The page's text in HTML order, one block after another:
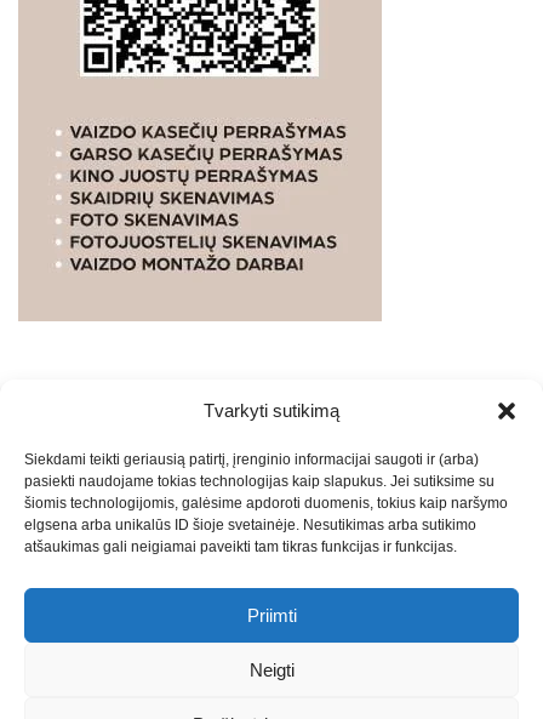
Tvarkyti sutikimą
Siekdami teikti geriausią patirtį, įrenginio informacijai saugoti ir (arba)
pasiekti naudojame tokias technologijas kaip slapukus. Jei sutiksime su
šiomis technologijomis, galėsime apdoroti duomenis, tokius kaip naršymo
elgsena arba unikalūs ID šioje svetainėje. Nesutikimas arba sutikimo
atšaukimas gali neigiamai paveikti tam tikras funkcijas ir funkcijas.
Priimti
Neigti
PASLAUGOS. SEO tekstų rašymas, turinio kūrimas,
straipsnių rašymas ir talpinimas į mūsų valdomas
svetaines.2026Armijai.LTTheme: Express News ByAdore
Themes.
Marketingo agentūra -Teisinės
-Saulius Narbutas